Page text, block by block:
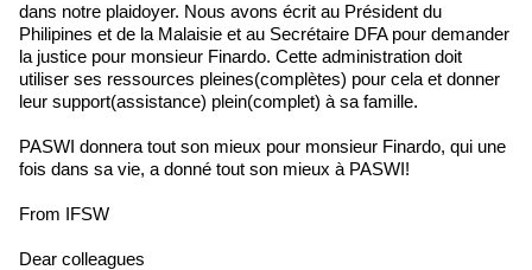
dans notre plaidoyer. Nous avons écrit au Président du
Philipines et de la Malaisie et au Secrétaire DFA pour demander
la justice pour monsieur Finardo. Cette administration doit
utiliser ses ressources pleines(complètes) pour cela et donner
leur support(assistance) plein(complet) à sa famille.
PASWI donnera tout son mieux pour monsieur Finardo, qui une
fois dans sa vie, a donné tout son mieux à PASWI!
From IFSW
Dear colleagues